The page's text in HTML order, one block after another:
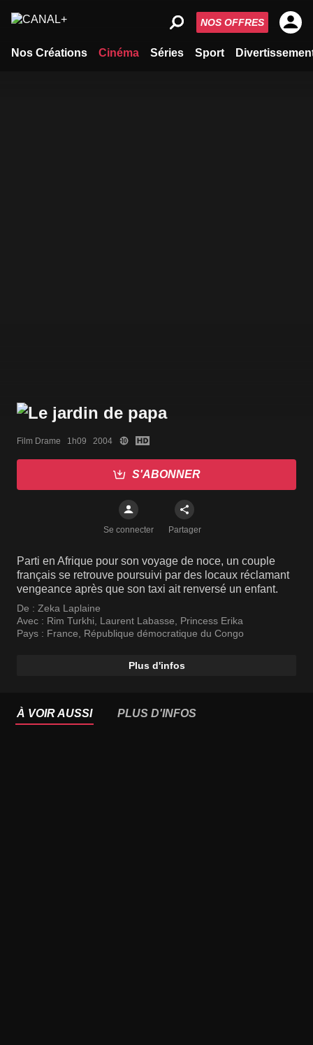
Nos Créations Cinéma Séries Sport
NOS OFFRES
Film Drame   1h09   2004
S'ABONNER
Se connecter Partager
Parti en Afrique pour son voyage de noce, un couple
français se retrouve poursuivi par des locaux réclamant
vengeance après que son taxi ait renversé un enfant.
De : Zeka Laplaine
Avec : Rim Turkhi, Laurent Labasse, Princess Erika
Pays : France, République démocratique du Congo
Plus d'infos
À VOIR AUSSI PLUS D'INFOS